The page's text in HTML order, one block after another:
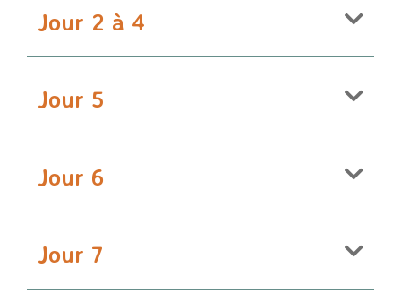
Jour 2 à 4
Jour 5
Jour 6
Jour 7